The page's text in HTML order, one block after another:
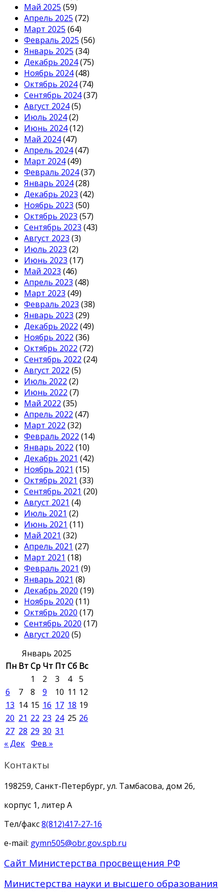
Май 2025 (59)
Апрель 2025 (72)
Март 2025 (64)
Февраль 2025 (56)
Январь 2025 (34)
Декабрь 2024(75)
Ноябрь 2024(48)
Октябрь 2024(74)
Сентябрь 2024(37)
Август 2024(5)
Июль 2024(2)
Июнь 2024(12)
Май 2024(47)
Апрель 2024(47)
Март 2024(49)
Февраль 2024(37)
Январь 2024(28)
Декабрь 2023 (42)
Ноябрь 2023 (50)
Октябрь 2023 (57)
Сентябрь 2023 (43)
Август 2023 (3)
Июль 2023 (2)
Июнь 2023 (17)
Май 2023 (46)
Апрель 2023 (48)
Март 2023 (49)
Февраль 2023 (38)
Январь 2023 (29)
Декабрь 2022 (49)
Ноябрь 2022 (36)
Октябрь 2022 (72)
Сентябрь 2022 (24)
Август 2022 (5)
Июль 2022 (2)
Июнь 2022 (7)
Май 2022 (35)
Апрель 2022 (47)
Март 2022 (32)
Февраль 2022 (14)
Январь 2022 (10)
Декабрь 2021 (42)
Ноябрь 2021 (15)
Октябрь 2021 (33)
Сентябрь 2021 (20)
Август 2021 (4)
Июль 2021 (2)
Июнь 2021 (11)
Май 2021 (32)
Апрель 2021 (27)
Март 2021 (18)
Февраль 2021 (9)
Январь 2021 (8)
Декабрь 2020 (19)
Ноябрь 2020 (11)
Октябрь 2020 (17)
Сентябрь 2020 (17)
Август 2020 (5)
Январь 2025
Пн ВтСр Чт ПтСб Вс
1
2 3 4
5
6
7 8 9 10 11 12
13 14 15 16 17 18 19
20 21 22 23 24 25 26
27 28 29 30 31
« Дек Фев »
Контакты
198259, Санкт-Петербург, ул. Тамбасова, дом 26,
корпус 1, литер А
Тел/факс8(812)417-27-16
e-mail: gymn505@obr.gov.spb.ru
Сайт Министерства просвещения РФ
Министерства науки и высшего образования